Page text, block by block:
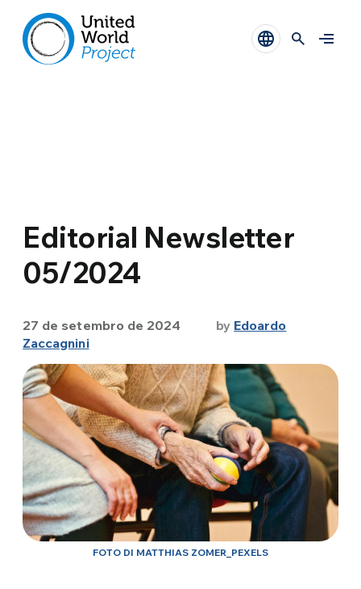
Editorial Newsletter
05/2024
27 de setembro de 2024 by Edoardo
Zaccagnini
FOTO DI MATTHIAS ZOMER_PEXELS